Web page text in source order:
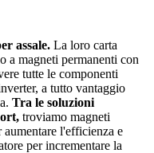
assale. La loro carta
a magneti permanenti con
tutte le componenti
a tutto vantaggio
Tra le soluzioni
troviamo magneti
l'efficienza e
per incrementare la